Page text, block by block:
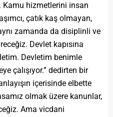
Kamu hizmetlerini insan
çatık kaş olmayan,
zamanda da disiplinli ve
Devlet kapısına
Devletim benimle
çalışıyor.” dedirten bir
içerisinde elbette
olmak üzere kanunlar,
Ama vicdani